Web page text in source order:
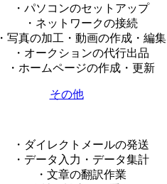
・パソコンのセットアップ
・ネットワークの接続
・写真の加工・動画の作成・編集
・オークションの代行出品
・ホームページの作成・更新
その他
・ダイレクトメールの発送
・データ入力・データ集計
・文章の翻訳作業